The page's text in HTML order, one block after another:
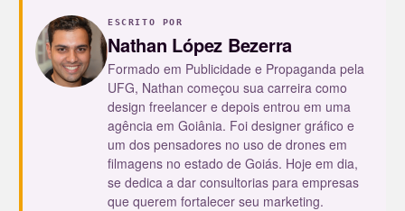
ESCRITO POR
Nathan López Bezerra
Formado em Publicidade e Propaganda pela
UFG, Nathan começou sua carreira como
design freelancer e depois entrou em uma
agência em Goiânia. Foi designer gráfico e
um dos pensadores no uso de drones em
filmagens no estado de Goiás. Hoje em dia,
se dedica a dar consultorias para empresas
que querem fortalecer seu marketing.